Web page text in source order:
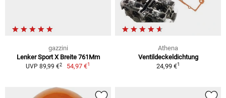
gazzini
Lenker Sport X Breite 761Mm
UVP 89,99 €2 54,97 €1
Athena
Ventildeckeldichtung
24,99 €1